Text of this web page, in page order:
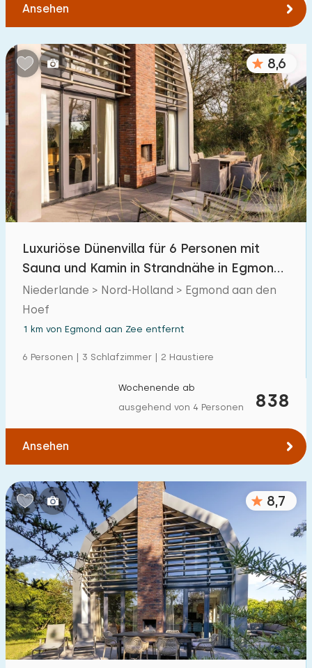
Ansehen
8,6
Luxuriöse Dünenvilla für 6 Personen mit
Sauna und Kamin in Strandnähe in Egmond
aan Zee.
Niederlande > Nord-Holland > Egmond aan den
Hoef
1 km von Egmond aan Zee entfernt
6 Personen | 3 Schlafzimmer | 2 Haustiere
838
Wochenende ab
ausgehend von 4 Personen
Ansehen
8,7